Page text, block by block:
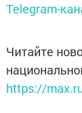
Telegram-
Читайте
https://